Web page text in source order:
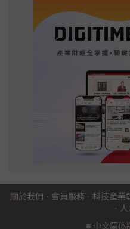
關於我們 · 會員服務 · 科技產業
·
■ 中文简体